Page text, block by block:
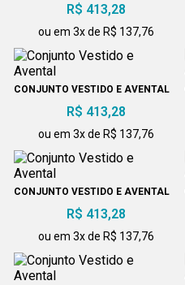
R$ 413,28
ou em 3x de R$ 137,76
CONJUNTO VESTIDO E AVENTAL
R$ 413,28
ou em 3x de R$ 137,76
CONJUNTO VESTIDO E AVENTAL
R$ 413,28
ou em 3x de R$ 137,76